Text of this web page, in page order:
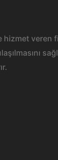
veren